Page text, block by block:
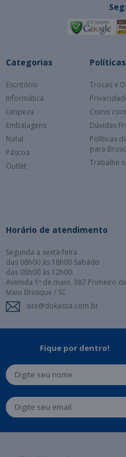
Categorias
Escritório
Informática
Limpeza
Embalagens
Natal
Páscoa
Outlet
Políticas
Trocas e
Como
Dúvidas
Políticas
para
Trabalhe
Horário de atendimento
Segunda a sexta-feira
das 08h00 às 18h00 Sabádo
das 08h00 às 12h00.
Avenida 1º de maio, 387 Primeiro de
Maio Brusque / SC
site@dokassa.com.br
Fique por dentro!